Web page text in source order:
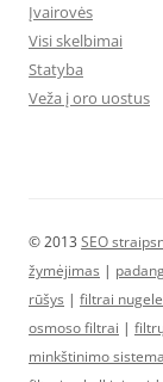
Įvairovės
Visi skelbimai
Statyba
Veža į oro uostus
© 2013 SEO
žymėjimas |
rūšys | filtrai
osmoso filtrai |
minkštinimo sistema